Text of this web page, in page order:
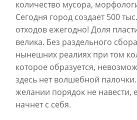
количество мусора,
Сегодня город создает 500
отходов ежегодно! Доля
велика. Без раздельного
нынешних реалиях при том
которое образуется,
здесь нет волшебной
желании порядок не навести,
начнет с себя.